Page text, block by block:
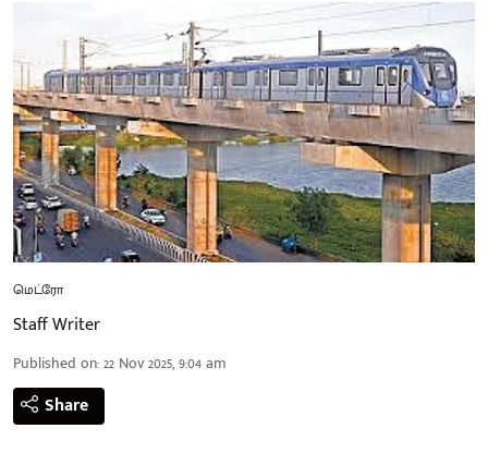
மெட்ரோ
Staff Writer
Published on:22 Nov 2025, 9:04 am
Share